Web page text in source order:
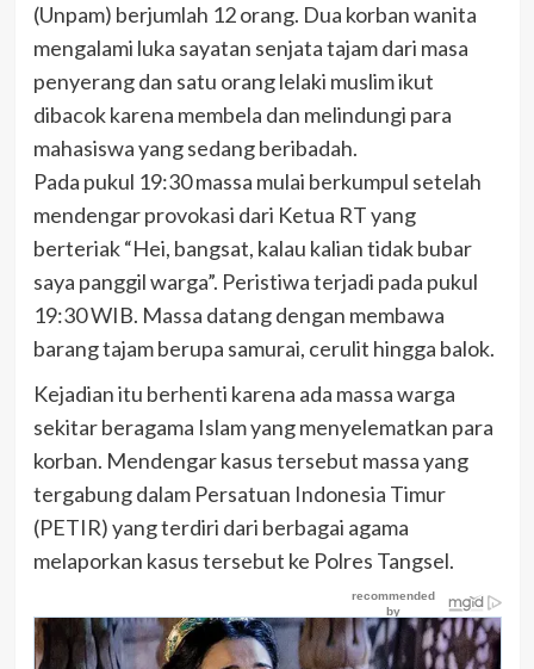
(Unpam) berjumlah 12 orang. Dua korban wanita
mengalami luka sayatan senjata tajam dari masa
penyerang dan satu orang lelaki muslim ikut
dibacok karena membela dan melindungi para
mahasiswa yang sedang beribadah.
Pada pukul 19:30 massa mulai berkumpul setelah
mendengar provokasi dari Ketua RT yang
berteriak “Hei, bangsat, kalau kalian tidak bubar
saya panggil warga”. Peristiwa terjadi pada pukul
19:30 WIB. Massa datang dengan membawa
barang tajam berupa samurai, cerulit hingga balok.
Kejadian itu berhenti karena ada massa warga
sekitar beragama Islam yang menyelematkan para
korban. Mendengar kasus tersebut massa yang
tergabung dalam Persatuan Indonesia Timur
(PETIR) yang terdiri dari berbagai agama
melaporkan kasus tersebut ke Polres Tangsel.